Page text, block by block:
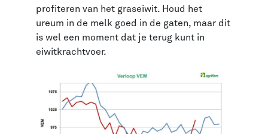
profiteren van het graseiwit. Houd het
ureum in de melk goed in de gaten, maar dit
is wel een moment dat je terug kunt in
eiwitkrachtvoer.